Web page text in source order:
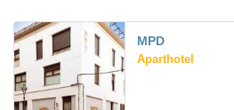
MPD
Aparthotel